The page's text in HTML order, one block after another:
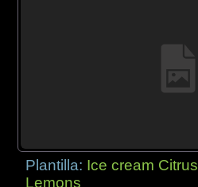
Plantilla: Ice cream Citrus
Lemons